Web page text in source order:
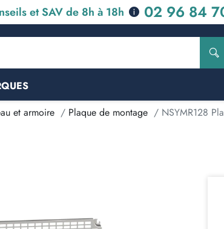
et SAV de 8h à 18h 02 96 84
et armoire Plaque de montage NSYMR128